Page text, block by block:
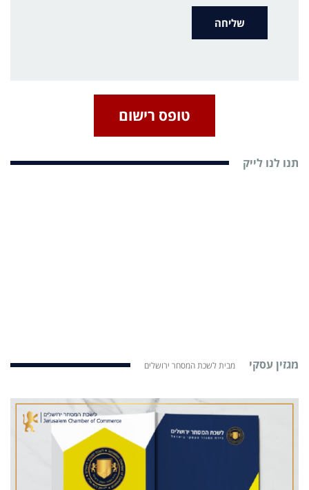
טופס רישום
תנו לנו לייק
מגזין עסקי מבית לשכת המסחר ירושלים